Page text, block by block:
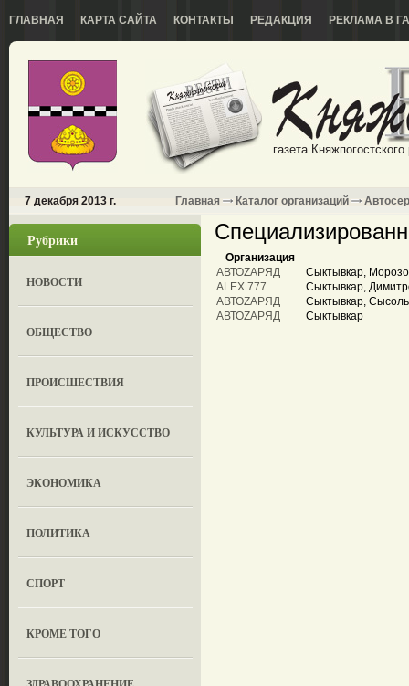
ГЛАВНАЯ КАРТА САЙТА КОНТАКТЫ РЕДАКЦИЯ РЕКЛАМА В
газета
7 декабря 2013 г. Главная Каталог организаций
Рубрики
НОВОСТИ
ОБЩЕСТВО
ПРОИСШЕСТВИЯ
КУЛЬТУРА И ИСКУССТВО
ЭКОНОМИКА
ПОЛИТИКА
СПОРТ
КРОМЕ ТОГО
Организация
АВТОZАРЯД
Сыктывкар,
ALEX 777
Сыктывкар,
АВТОZАРЯД
Сыктывкар,
АВТОZАРЯД
Сыктывкар